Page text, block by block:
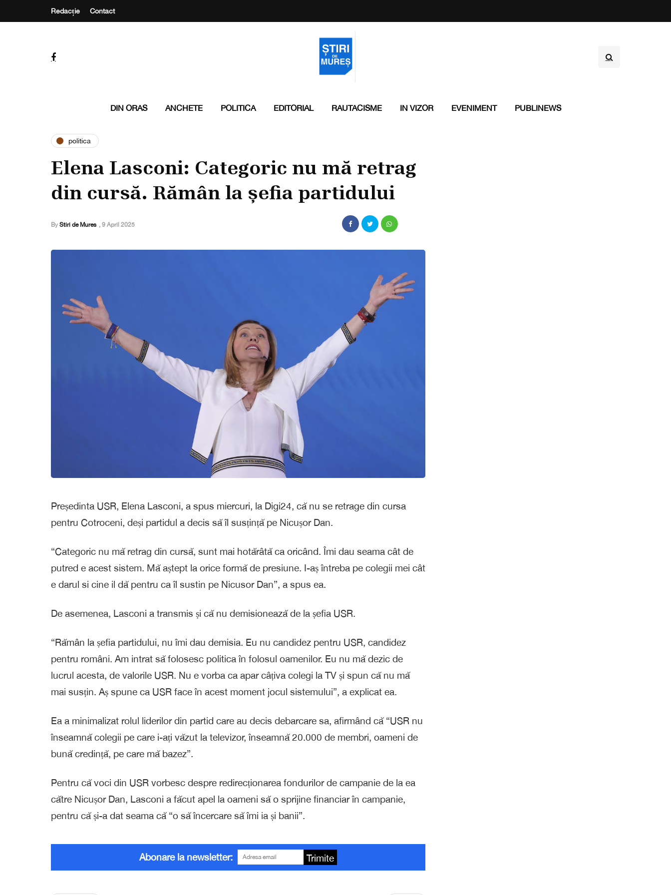
Redacție Contact
DIN ORAS ANCHETE POLITICA EDITORIAL RAUTACISME IN VIZOR EVENIMENT PUBLINEWS
politica
Elena Lasconi: Categoric nu mă retrag
din cursă. Rămân la șefia partidului
By Stiri de Mures , 9 April 2025
Președinta USR, Elena Lasconi, a spus miercuri, la Digi24, că nu se retrage din cursa
pentru Cotroceni, deși partidul a decis să îl susțință pe Nicușor Dan.
“Categoric nu mă retrag din cursă, sunt mai hotărâtă ca oricând. Îmi dau seama cât de
putred e acest sistem. Mă aștept la orice formă de presiune. I-aș întreba pe colegii mei cât
e darul si cine il dă pentru ca îl sustin pe Nicusor Dan”, a spus ea.
De asemenea, Lasconi a transmis și că nu demisionează de la șefia USR.
“Rămân la șefia partidului, nu îmi dau demisia. Eu nu candidez pentru USR, candidez
pentru români. Am intrat să folosesc politica în folosul oamenilor. Eu nu mă dezic de
lucrul acesta, de valorile USR. Nu e vorba ca apar câțiva colegi la TV și spun că nu mă
mai susțin. Aș spune ca USR face în acest moment jocul sistemului”, a explicat ea.
Ea a minimalizat rolul liderilor din partid care au decis debarcare sa, afirmând că “USR nu
înseamnă colegii pe care i-ați văzut la televizor, înseamnă 20.000 de membri, oameni de
bună credință, pe care mă bazez”.
Pentru că voci din USR vorbesc despre redirecționarea fondurilor de campanie de la ea
către Nicușor Dan, Lasconi a făcut apel la oameni să o sprijine financiar în campanie,
pentru că și-a dat seama că “o să încercare să îmi ia și banii”.
Abonare la newsletter: Trimite